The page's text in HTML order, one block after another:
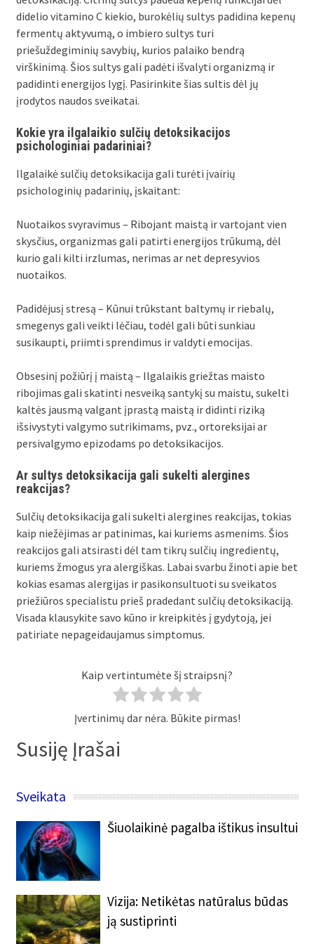
didelio vitamino C kiekio, burokėlių sultys padidina kepenų
fermentų aktyvumą, o imbiero sultys turi
priešuždegiminių savybių, kurios palaiko bendrą
virškinimą. Šios sultys gali padėti išvalyti organizmą ir
padidinti energijos lygį. Pasirinkite šias sultis dėl jų
įrodytos naudos sveikatai.
Kokie yra ilgalaikio sulčių detoksikacijos
psichologiniai padariniai?
Ilgalaikė sulčių detoksikacija gali turėti įvairių
psichologinių padarinių, įskaitant:
Nuotaikos svyravimus – Ribojant maistą ir vartojant vien
skysčius, organizmas gali patirti energijos trūkumą, dėl
kurio gali kilti irzlumas, nerimas ar net depresyvios
nuotaikos.
Padidėjusį stresą – Kūnui trūkstant baltymų ir riebalų,
smegenys gali veikti lėčiau, todėl gali būti sunkiau
susikaupti, priimti sprendimus ir valdyti emocijas.
Obsesinį požiūrį į maistą – Ilgalaikis griežtas maisto
ribojimas gali skatinti nesveiką santykį su maistu, sukelti
kaltės jausmą valgant įprastą maistą ir didinti riziką
išsivystyti valgymo sutrikimams, pvz., ortoreksijai ar
persivalgymo epizodams po detoksikacijos.
Ar sultys detoksikacija gali sukelti alergines
reakcijas?
Sulčių detoksikacija gali sukelti alergines reakcijas, tokias
kaip niežėjimas ar patinimas, kai kuriems asmenims. Šios
reakcijos gali atsirasti dėl tam tikrų sulčių ingredientų,
kuriems žmogus yra alergiškas. Labai svarbu žinoti apie bet
kokias esamas alergijas ir pasikonsultuoti su sveikatos
priežiūros specialistu prieš pradedant sulčių detoksikaciją.
Visada klausykite savo kūno ir kreipkitės į gydytoją, jei
patiriate nepageidaujamus simptomus.
Kaip vertintumėte šį straipsnį?
Įvertinimų dar nėra. Būkite pirmas!
Susiję Įrašai
Sveikata
Šiuolaikinė pagalba ištikus insultui
Vizija: Netikėtas natūralus būdas
ją sustiprinti